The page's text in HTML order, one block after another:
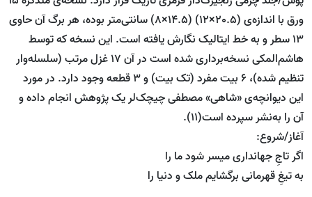
ورق با اندازه‌ی (20.5×12) (14.5×8) سانتی‌متر بوده، هر برگ آن حاوی
13 سطر و به خط ایتالیک نگارش یافته است. این نسخه که توسط
هاشم‌‌المکی نسخه‌برداری شده است در آن 17 غزل مرتب (سلسله‌وار
تنظیم شده)، 6 بیت مفرد (تک بیت) و 3 قطعه وجود دارد. در مورد
این دیوانچه‌ی «شاهی» مصطفی چیچک‌لر یک پژوهش انجام داده و
آن را به‌نشر سپرده است(11).
آغاز/شروع:
اگر تاجِ جهانداری میسر شود ما را
به تیغِ قهرمانی برگشایم ملک و دنیا را